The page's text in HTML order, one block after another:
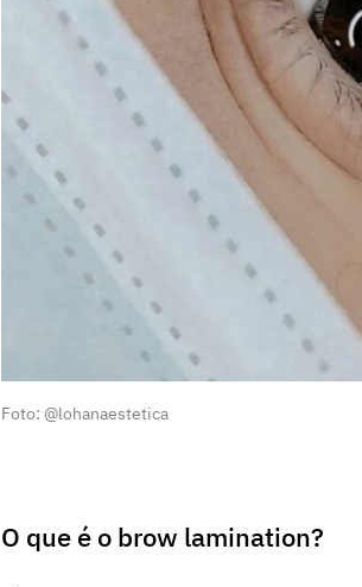
Foto: @lohanaestetica
O que é o brow lamination?